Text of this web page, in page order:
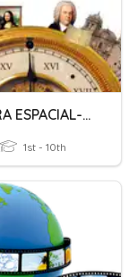
CARRERA ESPACIAL-GUERRA FRIA
1st - 10th